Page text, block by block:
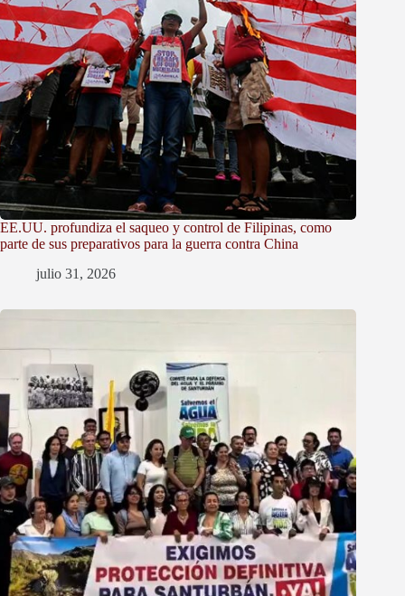
EE.UU. profundiza el saqueo y control de Filipinas, como
parte de sus preparativos para la guerra contra China
julio 31, 2026